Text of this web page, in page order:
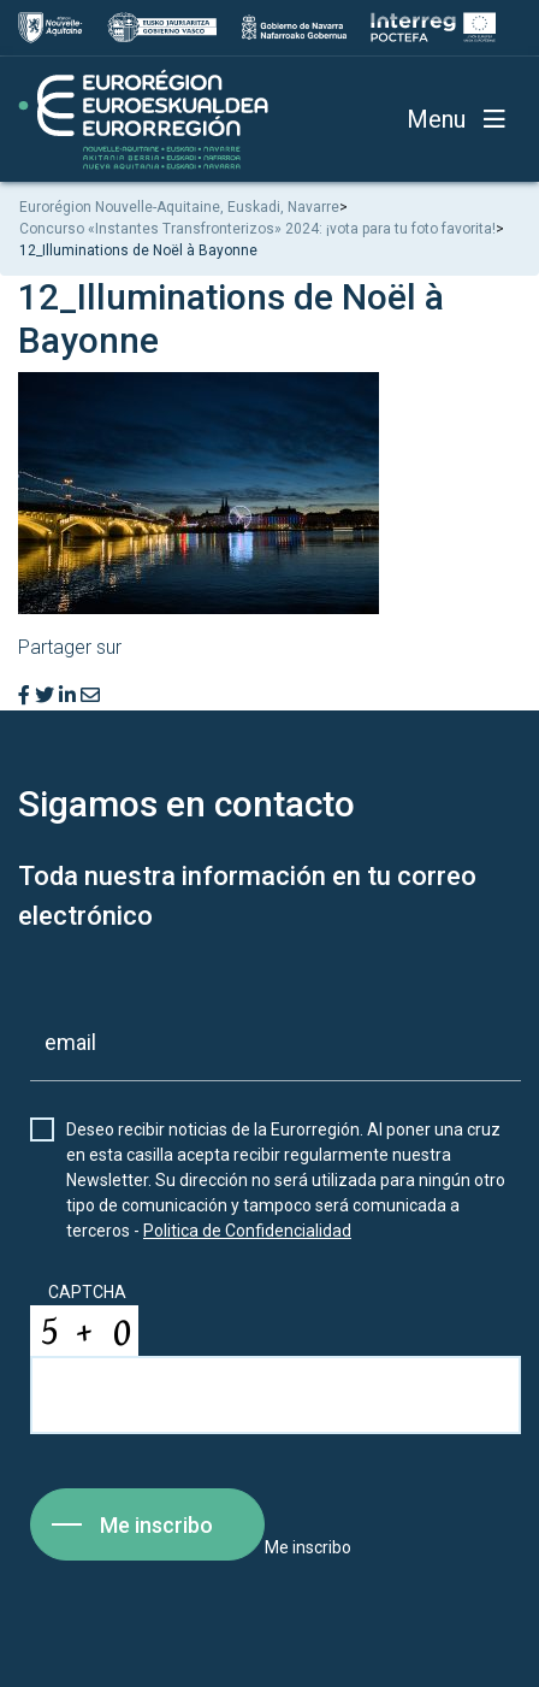
Menu
Eurorégion Nouvelle-Aquitaine, Euskadi, Navarre>
Concurso «Instantes Transfronterizos» 2024: ¡vota para tu foto favorita!>
12_Illuminations de Noël à Bayonne
12_Illuminations de Noël à
Bayonne
Partager sur
Sigamos en contacto
Toda nuestra información en tu correo
electrónico
Deseo recibir noticias de la Eurorregión. Al poner una cruz
en esta casilla acepta recibir regularmente nuestra
Newsletter. Su dirección no será utilizada para ningún otro
tipo de comunicación y tampoco será comunicada a
terceros - Politica de Confidencialidad
CAPTCHA
Me inscribo
Me inscribo